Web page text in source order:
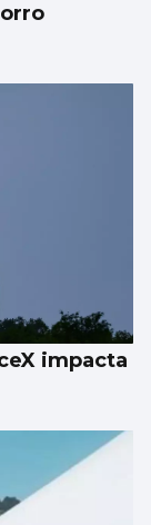
impacta